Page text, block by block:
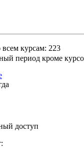
всем курсам: 223
период кроме
доступ